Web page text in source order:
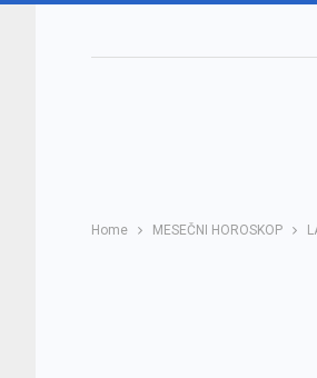
Home MESEČNI HOROSKOP